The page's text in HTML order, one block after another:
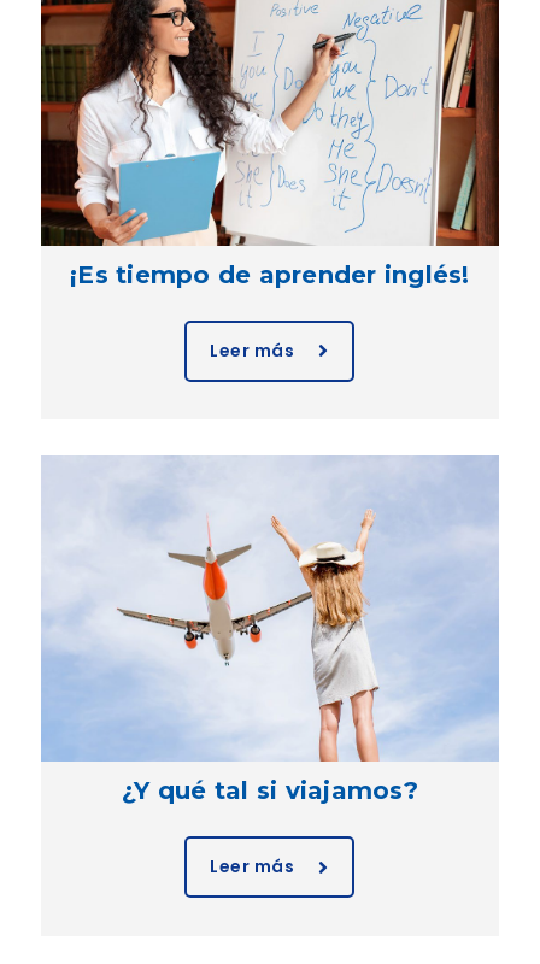
¡Es tiempo de aprender inglés!
Leer más
¿Y qué tal si viajamos?
Leer más